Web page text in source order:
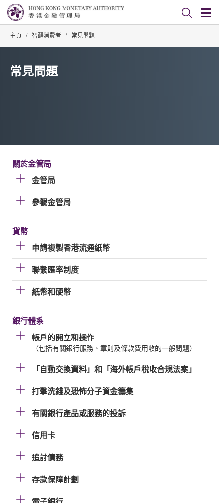
主頁 / 智醒消費者 / 常見問題
常見問題
關於金管局
金管局
參觀金管局
貨幣
申請複製香港流通紙幣
聯繫匯率制度
紙幣和硬幣
銀行體系
帳戶的開立和操作
（包括有關銀行服務、章則及條款費用收的一般問題）
「自動交換資料」和「海外帳戶稅收合規法案」
打擊洗錢及恐怖分子資金籌集
有關銀行產品或服務的投訴
信用卡
追討債務
存款保障計劃